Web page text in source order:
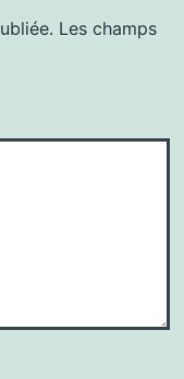
Les champs